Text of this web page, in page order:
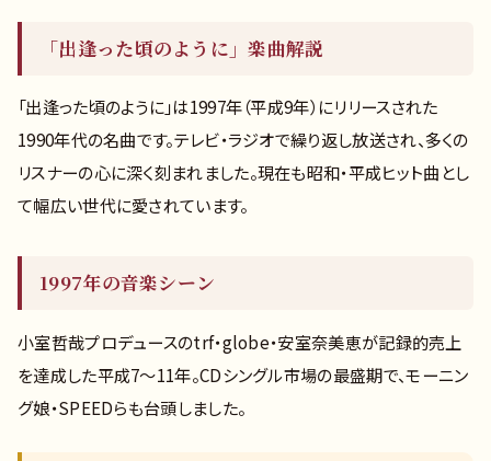
「出逢った頃のように」楽曲解説
「出逢った頃のように」は1997年（平成9年）にリリースされた
1990年代の名曲です。テレビ・ラジオで繰り返し放送され、多くの
リスナーの心に深く刻まれました。現在も昭和・平成ヒット曲とし
て幅広い世代に愛されています。
1997年の音楽シーン
小室哲哉プロデュースのtrf・globe・安室奈美恵が記録的売上
を達成した平成7〜11年。CDシングル市場の最盛期で、モーニン
グ娘・SPEEDらも台頭しました。